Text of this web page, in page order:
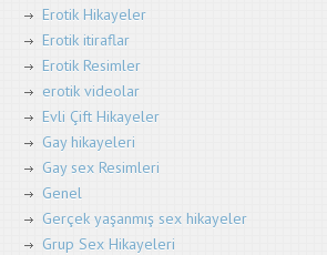
Erotik Hikayeler
Erotik itiraflar
Erotik Resimler
erotik videolar
Evli Çift Hikayeler
Gay hikayeleri
Gay sex Resimleri
Genel
Gerçek yaşanmış sex hikayeler
Grup Sex Hikayeleri